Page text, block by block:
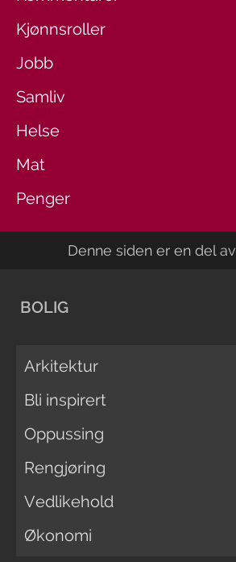
Kjønnsroller
Jobb
Samliv
Helse
Mat
Penger
Denne siden er en del av
BOLIG
Arkitektur
Bli inspirert
Oppussing
Rengjøring
Vedlikehold
Økonomi